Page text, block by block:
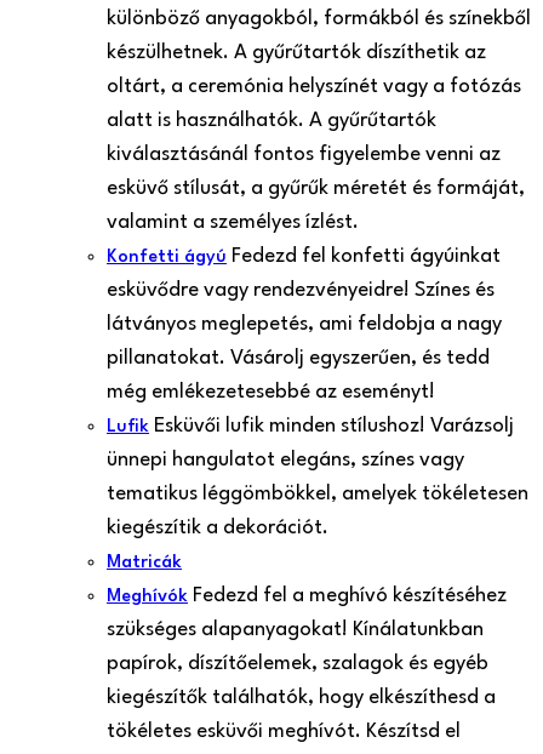
különböző anyagokból, formákból és színekből
készülhetnek. A gyűrűtartók díszíthetik az
oltárt, a ceremónia helyszínét vagy a fotózás
alatt is használhatók. A gyűrűtartók
kiválasztásánál fontos figyelembe venni az
esküvő stílusát, a gyűrűk méretét és formáját,
valamint a személyes ízlést.
Konfetti ágyú Fedezd fel konfetti ágyúinkat
esküvődre vagy rendezvényeidre! Színes és
látványos meglepetés, ami feldobja a nagy
pillanatokat. Vásárolj egyszerűen, és tedd
még emlékezetesebbé az eseményt!
Lufik Esküvői lufik minden stílushoz! Varázsolj
ünnepi hangulatot elegáns, színes vagy
tematikus léggömbökkel, amelyek tökéletesen
kiegészítik a dekorációt.
Matricák
Meghívók Fedezd fel a meghívó készítéséhez
szükséges alapanyagokat! Kínálatunkban
papírok, díszítőelemek, szalagok és egyéb
kiegészítők találhatók, hogy elkészíthesd a
tökéletes esküvői meghívót. Készítsd el